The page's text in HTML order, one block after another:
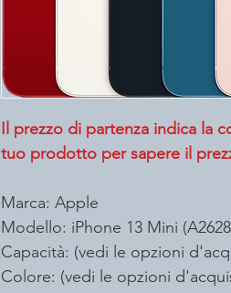
Il prezzo di partenza indica la
tuo prodotto per sapere il
Marca: Apple
Modello: iPhone 13 Mini
Capacità: (vedi le opzioni
Colore: (vedi le opzioni